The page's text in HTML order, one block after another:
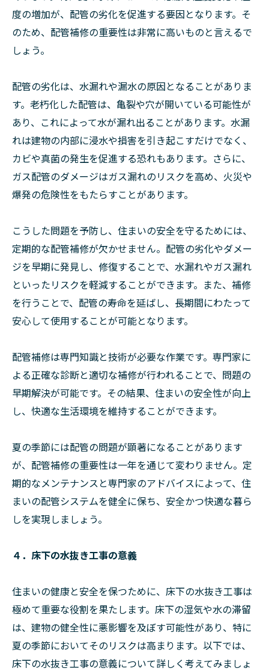
度の増加が、配管の劣化を促進する要因となります。そ
のため、配管補修の重要性は非常に高いものと言えるで
しょう。
配管の劣化は、水漏れや漏水の原因となることがありま
す。老朽化した配管は、亀裂や穴が開いている可能性が
あり、これによって水が漏れ出ることがあります。水漏
れは建物の内部に浸水や損害を引き起こすだけでなく、
カビや真菌の発生を促進する恐れもあります。さらに、
ガス配管のダメージはガス漏れのリスクを高め、火災や
爆発の危険性をもたらすことがあります。
こうした問題を予防し、住まいの安全を守るためには、
定期的な配管補修が欠かせません。配管の劣化やダメー
ジを早期に発見し、修復することで、水漏れやガス漏れ
といったリスクを軽減することができます。また、補修
を行うことで、配管の寿命を延ばし、長期間にわたって
安心して使用することが可能となります。
配管補修は専門知識と技術が必要な作業です。専門家に
よる正確な診断と適切な補修が行われることで、問題の
早期解決が可能です。その結果、住まいの安全性が向上
し、快適な生活環境を維持することができます。
夏の季節には配管の問題が顕著になることがあります
が、配管補修の重要性は一年を通じて変わりません。定
期的なメンテナンスと専門家のアドバイスによって、住
まいの配管システムを健全に保ち、安全かつ快適な暮ら
しを実現しましょう。
４．床下の水抜き工事の意義
住まいの健康と安全を保つために、床下の水抜き工事は
極めて重要な役割を果たします。床下の湿気や水の滞留
は、建物の健全性に悪影響を及ぼす可能性があり、特に
夏の季節においてそのリスクは高まります。以下では、
床下の水抜き工事の意義について詳しく考えてみましょ